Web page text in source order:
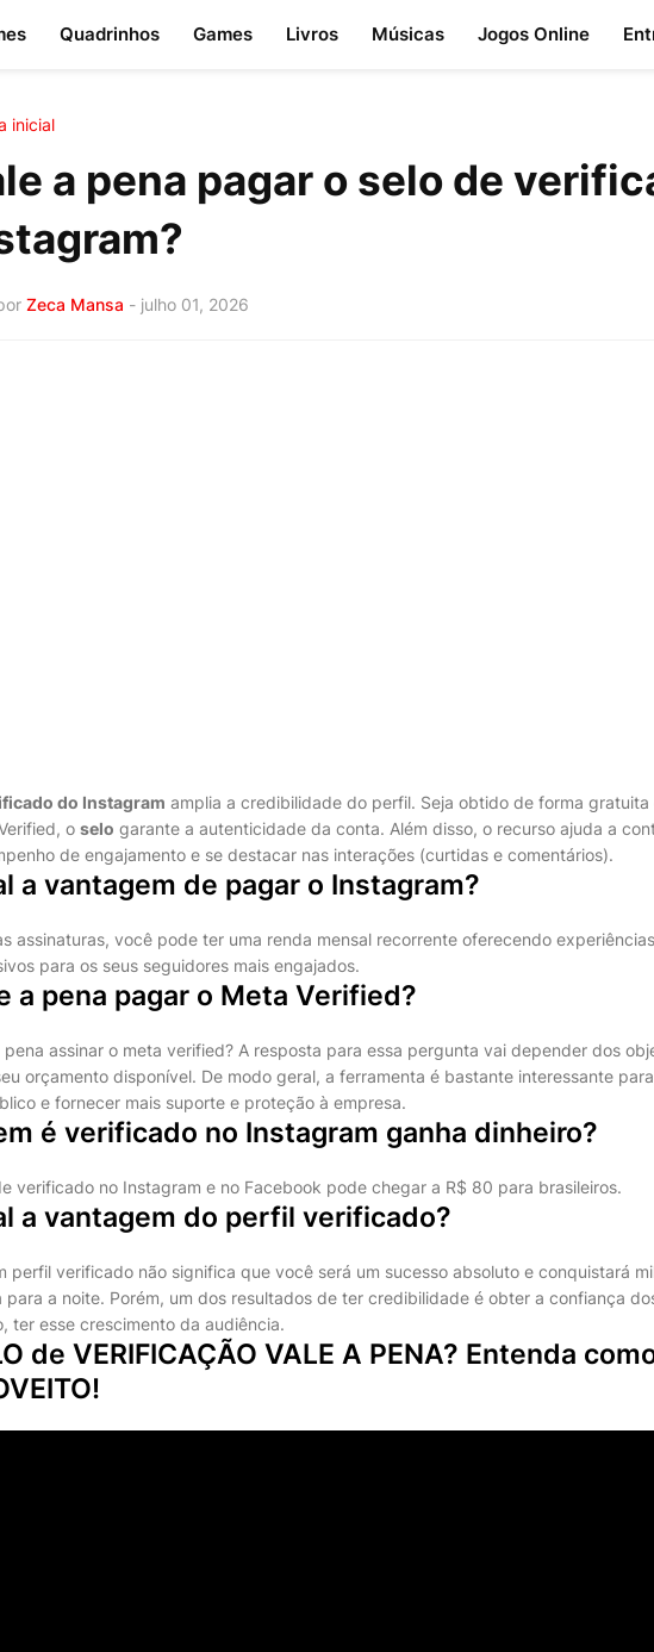
Quadrinhos Games Livros Músicas Jogos Online
inicial
a pena pagar o selo de
Zeca Mansa - julho 01, 2026
do Instagram amplia a credibilidade do perfil. Seja obtido de forma gratuita
o selo garante a autenticidade da conta. Além disso, o recurso ajuda a
de engajamento e se destacar nas interações (curtidas e comentários).
a vantagem de pagar o Instagram?
assinaturas, você pode ter uma renda mensal recorrente oferecendo
para os seus seguidores mais engajados.
a pena pagar o Meta Verified?
pena assinar o meta verified? A resposta para essa pergunta vai depender dos
orçamento disponível. De modo geral, a ferramenta é bastante interessante
e fornecer mais suporte e proteção à empresa.
é verificado no Instagram ganha dinheiro?
verificado no Instagram e no Facebook pode chegar a R$ 80 para brasileiros.
a vantagem do perfil verificado?
perfil verificado não significa que você será um sucesso absoluto e conquistará
para a noite. Porém, um dos resultados de ter credibilidade é obter a confiança
ter esse crescimento da audiência.
de VERIFICAÇÃO VALE A PENA? Entenda